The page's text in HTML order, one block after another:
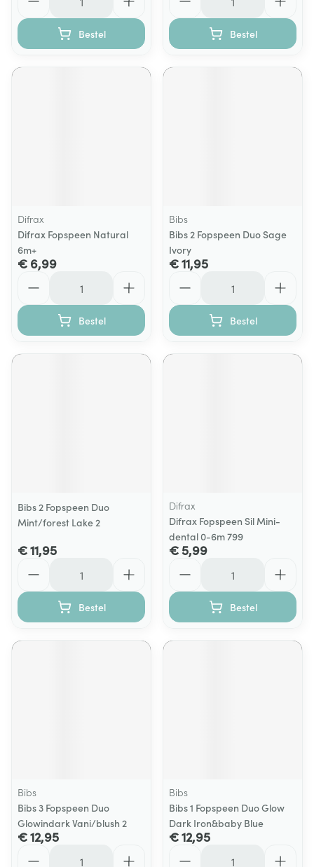
Bestel Bestel
Difrax
Difrax Fopspeen Natural
6m+
€ 6,99
Bestel
Bibs
Bibs 2 Fopspeen Duo Sage
Ivory
€ 11,95
Bestel
Bibs 2 Fopspeen Duo
Mint/forest Lake 2
€ 11,95
Bestel
Difrax
Difrax Fopspeen Sil Mini-
dental 0-6m 799
€ 5,99
Bestel
Bibs
Bibs 3 Fopspeen Duo
Glowindark Vani/blush 2
€ 12,95
Bibs
Bibs 1 Fopspeen Duo Glow
Dark Iron&baby Blue
€ 12,95